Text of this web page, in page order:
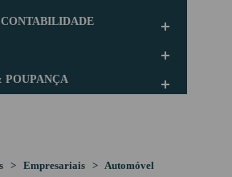
> Empresariais > Automóvel